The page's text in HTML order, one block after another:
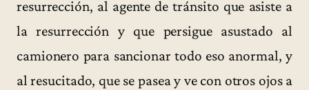
resurrección, al agente de tránsito que asiste a
la resurrección y que persigue asustado al
camionero para sancionar todo eso anormal, y
al resucitado, que se pasea y ve con otros ojos a